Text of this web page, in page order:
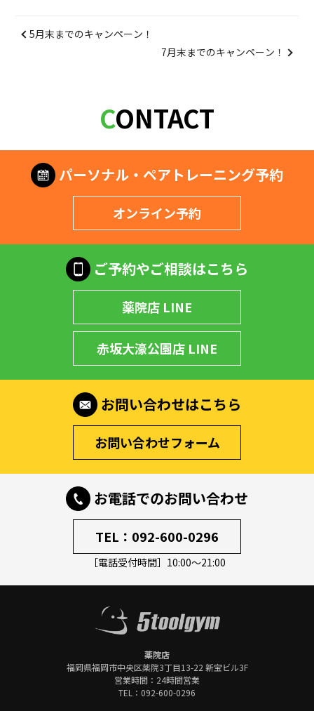
5月末までのキャンペーン！
7月末までのキャンペーン！
CONTACT
パーソナル・ペアトレーニング予約
オンライン予約
ご予約やご相談はこちら
薬院店 LINE
赤坂大濠公園店 LINE
お問い合わせはこちら
お問い合わせフォーム
お電話でのお問い合わせ
TEL： 092-600-0296
［電話受付時間］10:00～21:00
薬院店
福岡県福岡市中央区薬院3丁目13-22 新宝ビル3F
営業時間：24時間営業
TEL： 092-600-0296